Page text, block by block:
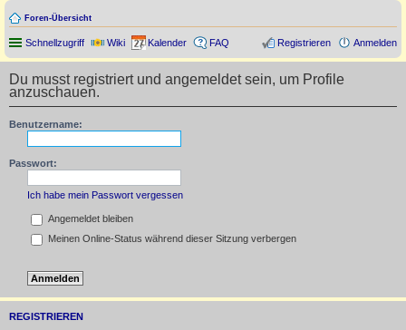
Foren-Übersicht
Schnellzugriff Wiki Kalender FAQ Anmelden
Registrieren
Du musst registriert und angemeldet sein, um Profile
anzuschauen.
Benutzername:
Passwort:
Ich habe mein Passwort vergessen
Angemeldet bleiben
Meinen Online-Status während dieser Sitzung verbergen
REGISTRIEREN